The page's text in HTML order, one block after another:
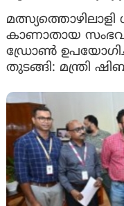
കാണാതായ
ഡ്രോണ്‍
തുടങ്ങി: മന്ത്രി